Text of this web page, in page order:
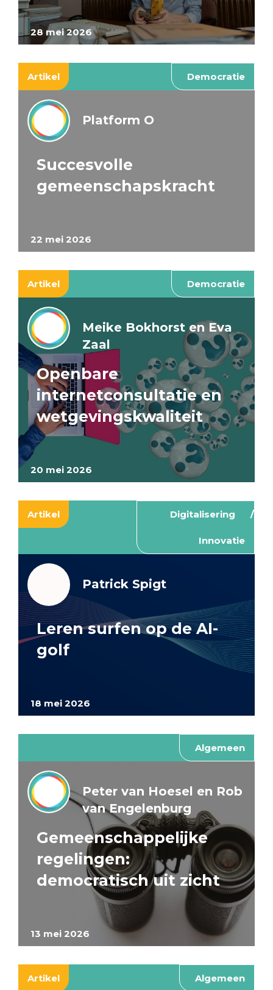
28 mei 2026
Artikel Democratie
22 mei 2026
Platform O
Succesvolle
gemeenschapskracht
Artikel Democratie
20 mei 2026
Meike Bokhorst en Eva
Zaal
Openbare
internetconsultatie en
wetgevingskwaliteit
Artikel Digitalisering
Innovatie
18 mei 2026
Patrick Spigt
Leren surfen op de AI-
golf
Algemeen
13 mei 2026
Peter van Hoesel en Rob
van Engelenburg
Gemeenschappelijke
regelingen:
democratisch uit zicht
Artikel Algemeen